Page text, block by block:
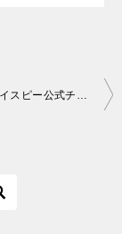
YouTubeのマイスピー公式チャンネルのご案内